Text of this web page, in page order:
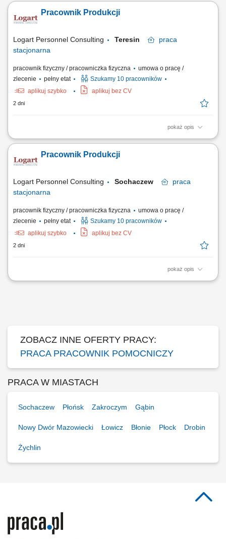
Przyjmowanie, kompletowanie i wydawanie towarów; Prawidłowe
rozmieszczanie asortymentu w strefie magazynu; Dbanie o porządek i
Pracownik Produkcji
Logart Personnel Consulting Teresin
praca
stacjonarna
pracownik fizyczny / pracowniczka fizyczna
umowa o pracę /
zlecenie
pełny etat
Szukamy 10 pracowników
aplikuj szybko
aplikuj bez CV
2 dni
pokaż opis
Opis stanowiska: Wykonywanie prac związanych z bieżącą produkcją;
wytwarzanych produktów; Montaż produktów; Dbanie o porządek i
bezpieczeństwo na stanowisku pracy; Współpraca z pozostałymi
Pracownik Produkcji
Logart Personnel Consulting Sochaczew
praca
stacjonarna
pracownik fizyczny / pracowniczka fizyczna
umowa o pracę /
zlecenie
pełny etat
Szukamy 10 pracowników
aplikuj szybko
aplikuj bez CV
2 dni
pokaż opis
Opis stanowiska: Wykonywanie prac związanych z bieżącą produkcją;
ZOBACZ INNE OFERTY PRACY:
PRACA PRACOWNIK POMOCNICZY
PRACA W MIASTACH
Sochaczew Płońsk Zakroczym Gąbin
Nowy Dwór Mazowiecki Łowicz Błonie Płock Drobin
Żychlin